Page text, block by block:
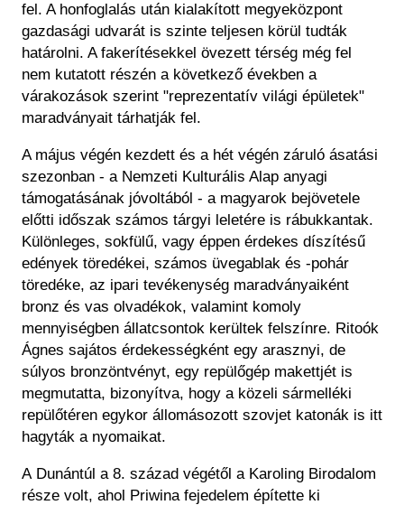
fel. A honfoglalás után kialakított megyeközpont
gazdasági udvarát is szinte teljesen körül tudták
határolni. A fakerítésekkel övezett térség még fel
nem kutatott részén a következő években a
várakozások szerint "reprezentatív világi épületek"
maradványait tárhatják fel.
A május végén kezdett és a hét végén záruló ásatási
szezonban - a Nemzeti Kulturális Alap anyagi
támogatásának jóvoltából - a magyarok bejövetele
előtti időszak számos tárgyi leletére is rábukkantak.
Különleges, sokfülű, vagy éppen érdekes díszítésű
edények töredékei, számos üvegablak és -pohár
töredéke, az ipari tevékenység maradványaiként
bronz és vas olvadékok, valamint komoly
mennyiségben állatcsontok kerültek felszínre. Ritoók
Ágnes sajátos érdekességként egy arasznyi, de
súlyos bronzöntvényt, egy repülőgép makettjét is
megmutatta, bizonyítva, hogy a közeli sármelléki
repülőtéren egykor állomásozott szovjet katonák is itt
hagyták a nyomaikat.
A Dunántúl a 8. század végétől a Karoling Birodalom
része volt, ahol Priwina fejedelem építette ki